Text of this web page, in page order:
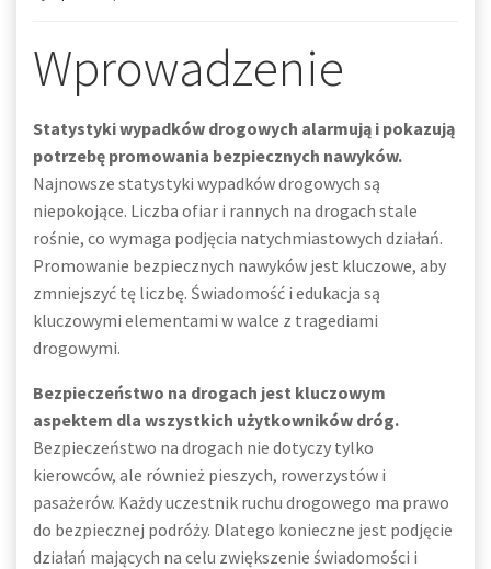
Wprowadzenie
Statystyki wypadków drogowych alarmują i pokazują
potrzebę promowania bezpiecznych nawyków.
Najnowsze statystyki wypadków drogowych są
niepokojące. Liczba ofiar i rannych na drogach stale
rośnie, co wymaga podjęcia natychmiastowych działań.
Promowanie bezpiecznych nawyków jest kluczowe, aby
zmniejszyć tę liczbę. Świadomość i edukacja są
kluczowymi elementami w walce z tragediami
drogowymi.
Bezpieczeństwo na drogach jest kluczowym
aspektem dla wszystkich użytkowników dróg.
Bezpieczeństwo na drogach nie dotyczy tylko
kierowców, ale również pieszych, rowerzystów i
pasażerów. Każdy uczestnik ruchu drogowego ma prawo
do bezpiecznej podróży. Dlatego konieczne jest podjęcie
działań mających na celu zwiększenie świadomości i